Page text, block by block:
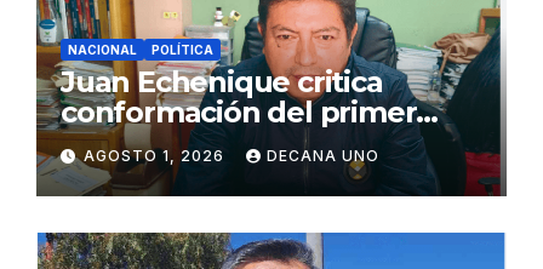
NACIONAL POLÍTICA
Juan Echenique critica
conformación del primer
gabinete ministerial de Keiko
Fujimori
AGOSTO 1, 2026 DECANA UNO